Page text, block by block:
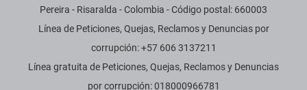
Pereira - Risaralda - Colombia - Código postal: 660003
Línea de Peticiones, Quejas, Reclamos y Denuncias por
corrupción: +57 606 3137211
Línea gratuita de Peticiones, Quejas, Reclamos y Denuncias
por corrupción: 018000966781